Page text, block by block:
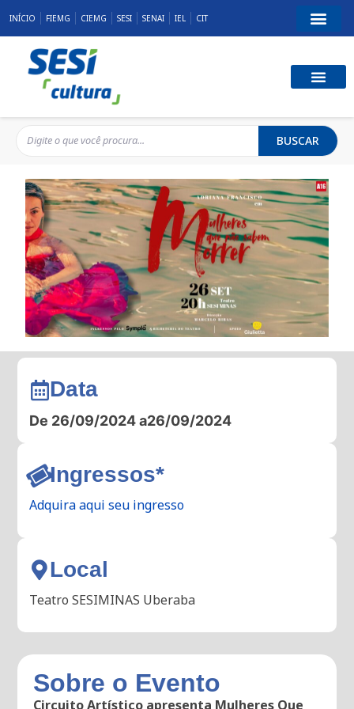
INÍCIO FIEMG CIEMG SESI SENAI IEL CIT
BUSCAR
Data
De 26/09/2024 a26/09/2024
Ingressos*
Adquira aqui seu ingresso
Local
Teatro SESIMINAS Uberaba
Sobre o Evento
Circuito Artístico apresenta Mulheres Que